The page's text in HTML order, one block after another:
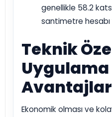
genellikle 58.2
santimetre hesabı
Teknik
Uygulama
Ekonomik olması ve